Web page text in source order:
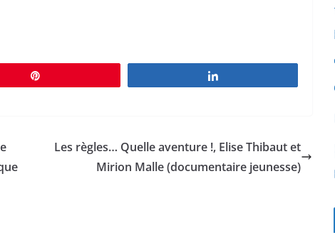
Les règles… Quelle aventure !, Elise Thibaut et
Mirion Malle (documentaire jeunesse)